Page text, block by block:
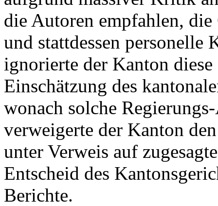
die Autoren empfahlen,
und stattdessen personelle
ignorierte der Kanton
Einschätzung des
wonach solche
verweigerte der Kanton
unter Verweis auf
Entscheid des
Berichte.